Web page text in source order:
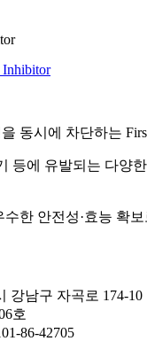
Inhibitor
동시에 차단하는
등에 유발되는 다양
한 안전성·효능 확
강남구 자곡로 174-
호
86-42705